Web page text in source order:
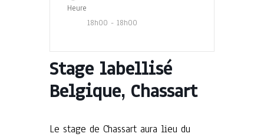
Heure
18h00 - 18h00
Stage labellisé
Belgique, Chassart
Le stage de Chassart aura lieu du